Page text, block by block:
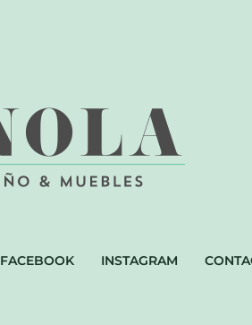
FACEBOOK INSTAGRAM